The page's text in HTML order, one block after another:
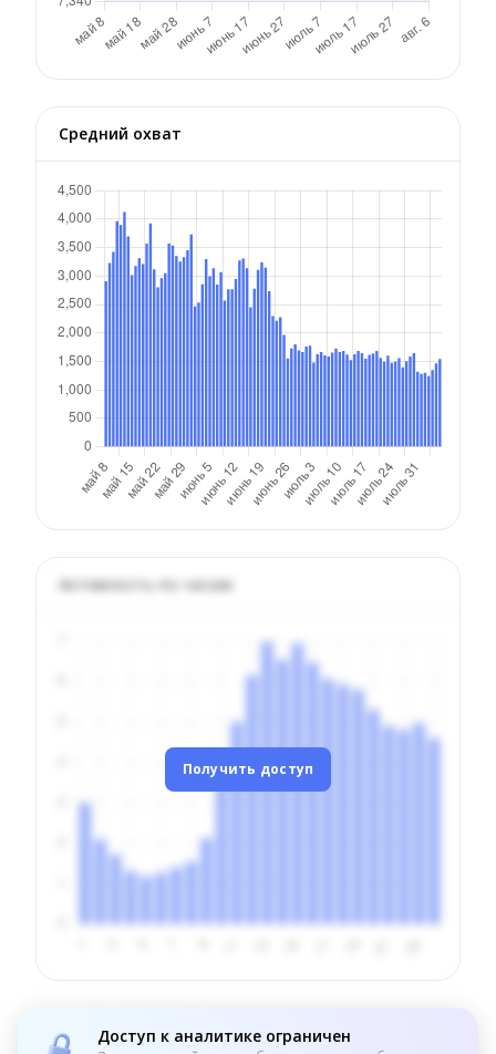
Средний охват
Активность по часам
Получить доступ
Доступ к аналитике ограничен